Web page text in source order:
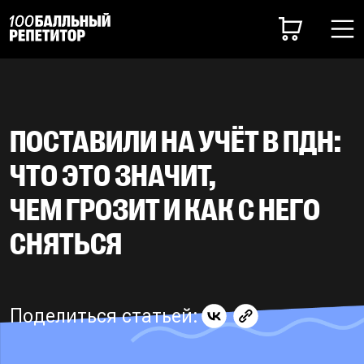
ПОСТАВИЛИ НА УЧЁТ В ПДН:
ЧТО ЭТО ЗНАЧИТ,
ЧЕМ ГРОЗИТ И КАК С НЕГО
СНЯТЬСЯ
Поделиться статьей: